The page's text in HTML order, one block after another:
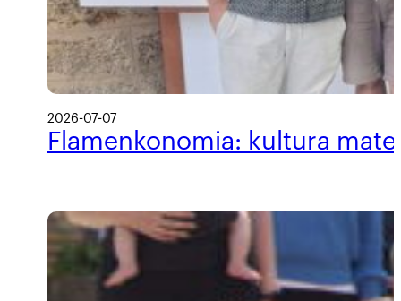
2026-07-07
Flamenkonomia: kultura